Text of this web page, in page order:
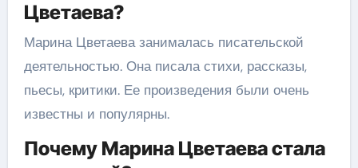
Цветаева?
Марина Цветаева занималась писательской
деятельностью. Она писала стихи, рассказы,
пьесы, критики. Ее произведения были очень
известны и популярны.
Почему Марина Цветаева стала